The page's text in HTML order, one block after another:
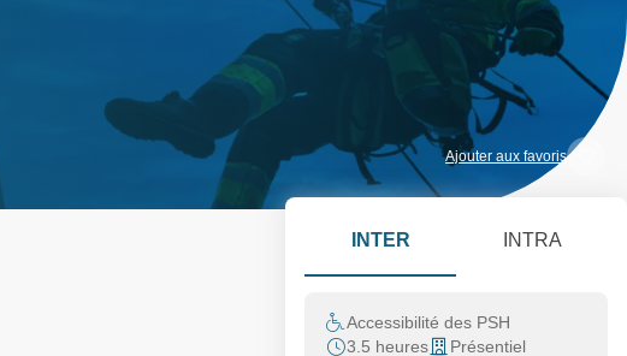
Ajouter aux favoris
INTER INTRA
Accessibilité des PSH
3.5 heures
Présentiel